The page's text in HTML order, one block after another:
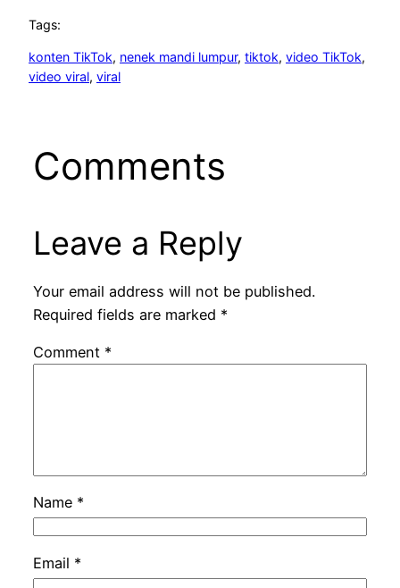
Tags:
konten TikTok, nenek mandi lumpur, tiktok, video TikTok
video viral, viral
Comments
Leave a Reply
Your email address will not be published.
Required fields are marked *
Comment *
Name *
Email *